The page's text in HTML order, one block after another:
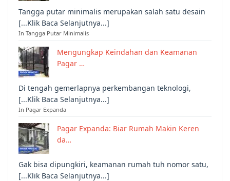
Tangga putar minimalis merupakan salah satu desain
[...Klik Baca Selanjutnya...]
In Tangga Putar Minimalis
Mengungkap Keindahan dan Keamanan
Pagar …
Di tengah gemerlapnya perkembangan teknologi,
[...Klik Baca Selanjutnya...]
In Pagar Expanda
Pagar Expanda: Biar Rumah Makin Keren
da…
Gak bisa dipungkiri, keamanan rumah tuh nomor satu,
[...Klik Baca Selanjutnya...]